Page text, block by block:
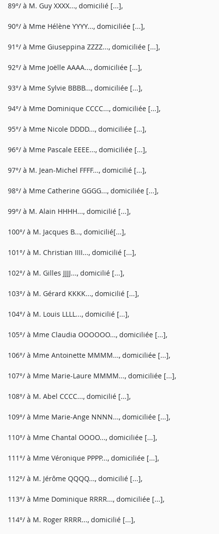
89°/ à M. Guy XXXX..., domicilié [...],
90°/ à Mme Hélène YYYY..., domiciliée [...],
91°/ à Mme Giuseppina ZZZZ..., domiciliée [...],
92°/ à Mme Joëlle AAAA..., domiciliée [...],
93°/ à Mme Sylvie BBBB..., domiciliée [...],
94°/ à Mme Dominique CCCC..., domiciliée [...],
95°/ à Mme Nicole DDDD..., domiciliée [...],
96°/ à Mme Pascale EEEE..., domiciliée [...],
97°/ à M. Jean-Michel FFFF..., domicilié [...],
98°/ à Mme Catherine GGGG..., domiciliée [...],
99°/ à M. Alain HHHH..., domicilié [...],
100°/ à M. Jacques B..., domicilié[...],
101°/ à M. Christian IIII..., domicilié [...],
102°/ à M. Gilles JJJJ..., domicilié [...],
103°/ à M. Gérard KKKK..., domicilié [...],
104°/ à M. Louis LLLL..., domicilié [...],
105°/ à Mme Claudia OOOOOO..., domiciliée [...],
106°/ à Mme Antoinette MMMM..., domiciliée [...],
107°/ à Mme Marie-Laure MMMM..., domiciliée [...],
108°/ à M. Abel CCCC..., domicilié [...],
109°/ à Mme Marie-Ange NNNN..., domiciliée [...],
110°/ à Mme Chantal OOOO..., domiciliée [...],
111°/ à Mme Véronique PPPP..., domiciliée [...],
112°/ à M. Jérôme QQQQ..., domicilié [...],
113°/ à Mme Dominique RRRR..., domiciliée [...],
114°/ à M. Roger RRRR..., domicilié [...],